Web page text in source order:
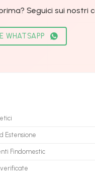
Seguici sui nostri
WHATSAPP
Estensione
Findomestic
verificate